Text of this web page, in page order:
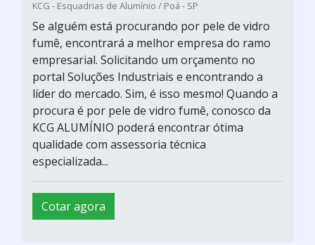
KCG - Esquadrias de Alumínio / Poá - SP
Se alguém está procurando por pele de vidro
fumê, encontrará a melhor empresa do ramo
empresarial. Solicitando um orçamento no
portal Soluções Industriais e encontrando a
líder do mercado. Sim, é isso mesmo! Quando a
procura é por pele de vidro fumê, conosco da
KCG ALUMÍNIO poderá encontrar ótima
qualidade com assessoria técnica
especializada...
Cotar agora